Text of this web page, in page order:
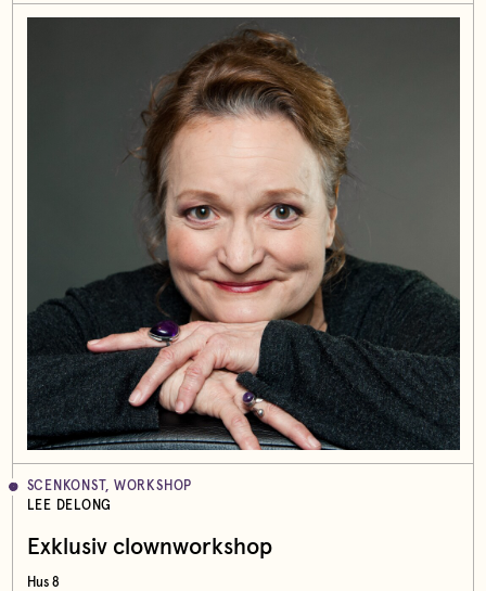
SCENKONST, WORKSHOP
LEE DELONG
Exklusiv clownworkshop
Hus 8